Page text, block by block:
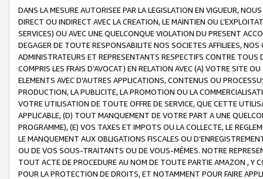
DANS LA MESURE AUTORISEE PAR LA LEGISLATION EN VIGUEUR,
DIRECT OU INDIRECT AVEC LA CREATION, LE MAINTIEN OU
SERVICES) OU AVEC UNE QUELCONQUE VIOLATION DU PRESENT
DEGAGER DE TOUTE RESPONSABILITE NOS SOCIETES AFFILIEES,
ADMINISTRATEURS ET REPRESENTANTS RESPECTIFS CONTRE
COMPRIS LES FRAIS D’AVOCAT) EN RELATION AVEC (A) VOTRE SITE
ELEMENTS AVEC D’AUTRES APPLICATIONS, CONTENUS OU
PRODUCTION, LA PUBLICITE, LA PROMOTION OU LA
VOTRE UTILISATION DE TOUTE OFFRE DE SERVICE, QUE CETTE
APPLICABLE, (D) TOUT MANQUEMENT DE VOTRE PART A UNE
PROGRAMME), (E) VOS TAXES ET IMPOTS OU LA COLLECTE, LE
LE MANQUEMENT AUX OBLIGATIONS FISCALES OU
OU DE VOS SOUS-TRAITANTS OU DE VOUS-MÊMES. NOTRE
TOUT ACTE DE PROCEDURE AU NOM DE TOUTE PARTIE AMAZON , Y
POUR LA PROTECTION DE DROITS, ET NOTAMMENT POUR FAIRE